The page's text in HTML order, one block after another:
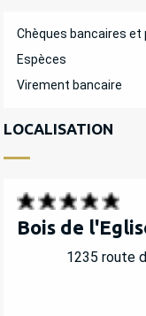
Chèques bancaires et
Espèces
Virement bancaire
LOCALISATION
Bois de
1235 route